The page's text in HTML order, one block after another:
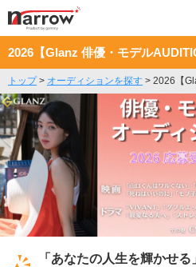
2026【Glanz 俳優・モデル
トップ> オーディションを探す > 2026【
「あなたの人生を輝かせる